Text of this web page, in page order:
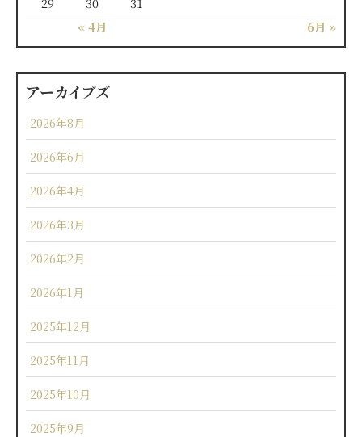
« 4月 6月 »
アーカイブズ
2026年8月
2026年6月
2026年4月
2026年3月
2026年2月
2026年1月
2025年12月
2025年11月
2025年10月
2025年9月